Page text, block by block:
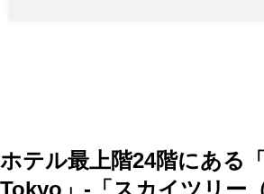
ホテル最上階24階にある
Tokyo」-「スカイツリー